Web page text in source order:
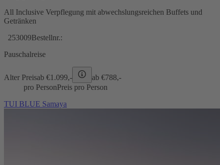
All Inclusive Verpflegung mit abwechslungsreichen Buffets und
Getränken
253009Bestellnr.:
Pauschalreise
Alter Preisab €1.099,- ab €788,-
pro PersonPreis pro Person
TUI BLUE Samaya